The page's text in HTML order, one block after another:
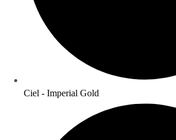
Ciel - Imperial Gold